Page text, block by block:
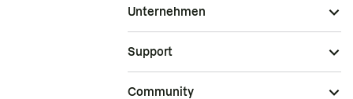
Unternehmen
Support
Community